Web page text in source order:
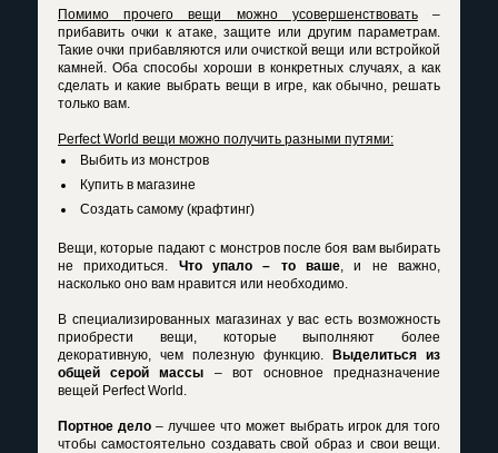
Помимо прочего вещи можно усовершенствовать–
прибавить очки к атаке, защите или другим параметрам.
Такие очки прибавляются или очисткой вещи или встройкой
камней. Оба способы хороши в конкретных случаях, а как
сделать и какие выбрать вещи в игре, как обычно, решать
только вам.
Perfect World вещи можно получить разными путями:
Выбить из монстров
Купить в магазине
Создать самому (крафтинг)
Вещи, которые падают с монстров после боя вам выбирать
не приходиться. Что упало – то ваше, и не важно,
насколько оно вам нравится или необходимо.
В специализированных магазинах у вас есть возможность
приобрести вещи, которые выполняют более
декоративную, чем полезную функцию.
Выделиться из
общей серой массы – вот основное предназначение
вещей Perfect World.
Портное дело – лучшее что может выбрать игрок для того
чтобы самостоятельно создавать свой образ и свои вещи.